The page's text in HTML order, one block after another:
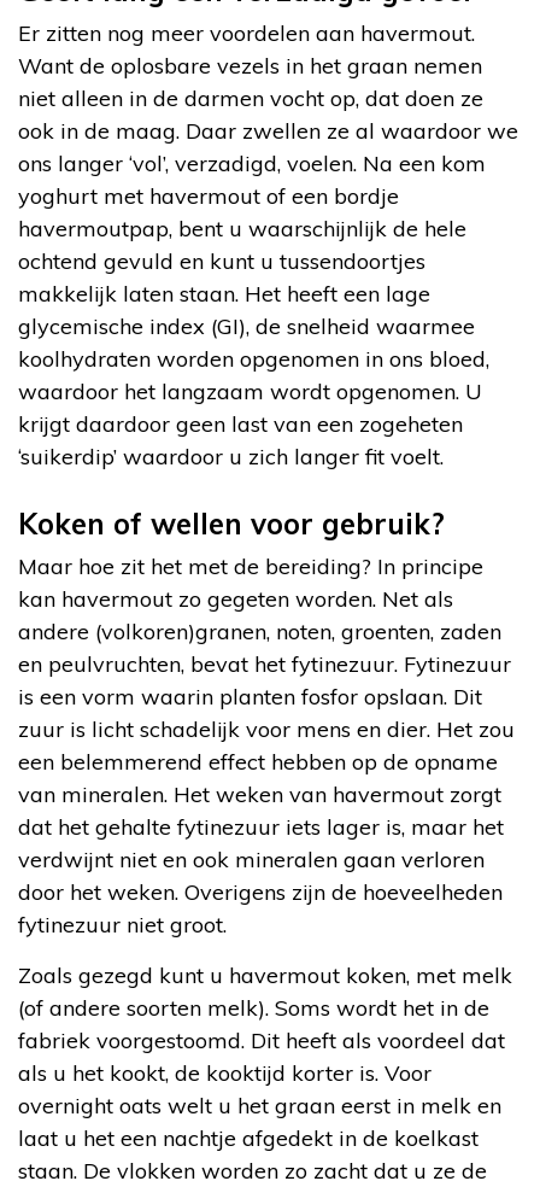
Er zitten nog meer voordelen aan havermout.
Want de oplosbare vezels in het graan nemen
niet alleen in de darmen vocht op, dat doen ze
ook in de maag. Daar zwellen ze al waardoor we
ons langer ‘vol’, verzadigd, voelen. Na een kom
yoghurt met havermout of een bordje
havermoutpap, bent u waarschijnlijk de hele
ochtend gevuld en kunt u tussendoortjes
makkelijk laten staan. Het heeft een lage
glycemische index (GI), de snelheid waarmee
koolhydraten worden opgenomen in ons bloed,
waardoor het langzaam wordt opgenomen. U
krijgt daardoor geen last van een zogeheten
‘suikerdip’ waardoor u zich langer fit voelt.
Koken of wellen voor gebruik?
Maar hoe zit het met de bereiding? In principe
kan havermout zo gegeten worden. Net als
andere (volkoren)granen, noten, groenten, zaden
en peulvruchten, bevat het fytinezuur. Fytinezuur
is een vorm waarin planten fosfor opslaan. Dit
zuur is licht schadelijk voor mens en dier. Het zou
een belemmerend effect hebben op de opname
van mineralen. Het weken van havermout zorgt
dat het gehalte fytinezuur iets lager is, maar het
verdwijnt niet en ook mineralen gaan verloren
door het weken. Overigens zijn de hoeveelheden
fytinezuur niet groot.
Zoals gezegd kunt u havermout koken, met melk
(of andere soorten melk). Soms wordt het in de
fabriek voorgestoomd. Dit heeft als voordeel dat
als u het kookt, de kooktijd korter is. Voor
overnight oats welt u het graan eerst in melk en
laat u het een nachtje afgedekt in de koelkast
staan. De vlokken worden zo zacht dat u ze de